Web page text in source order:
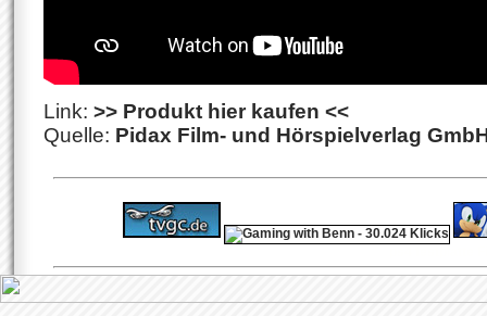
Link: >> Produkt hier kaufen <<
Quelle: Pidax Film- und Hörspielverlag